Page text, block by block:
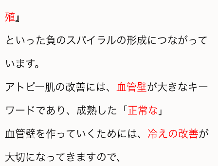
殖』
といった負のスパイラルの形成につながって
います。
アトピー肌の改善には、 血管壁が大きなキー
ワードであり、成熟した「 正常な 」
血管壁を作っていくためには、 冷えの改善が
大切になってきますので、